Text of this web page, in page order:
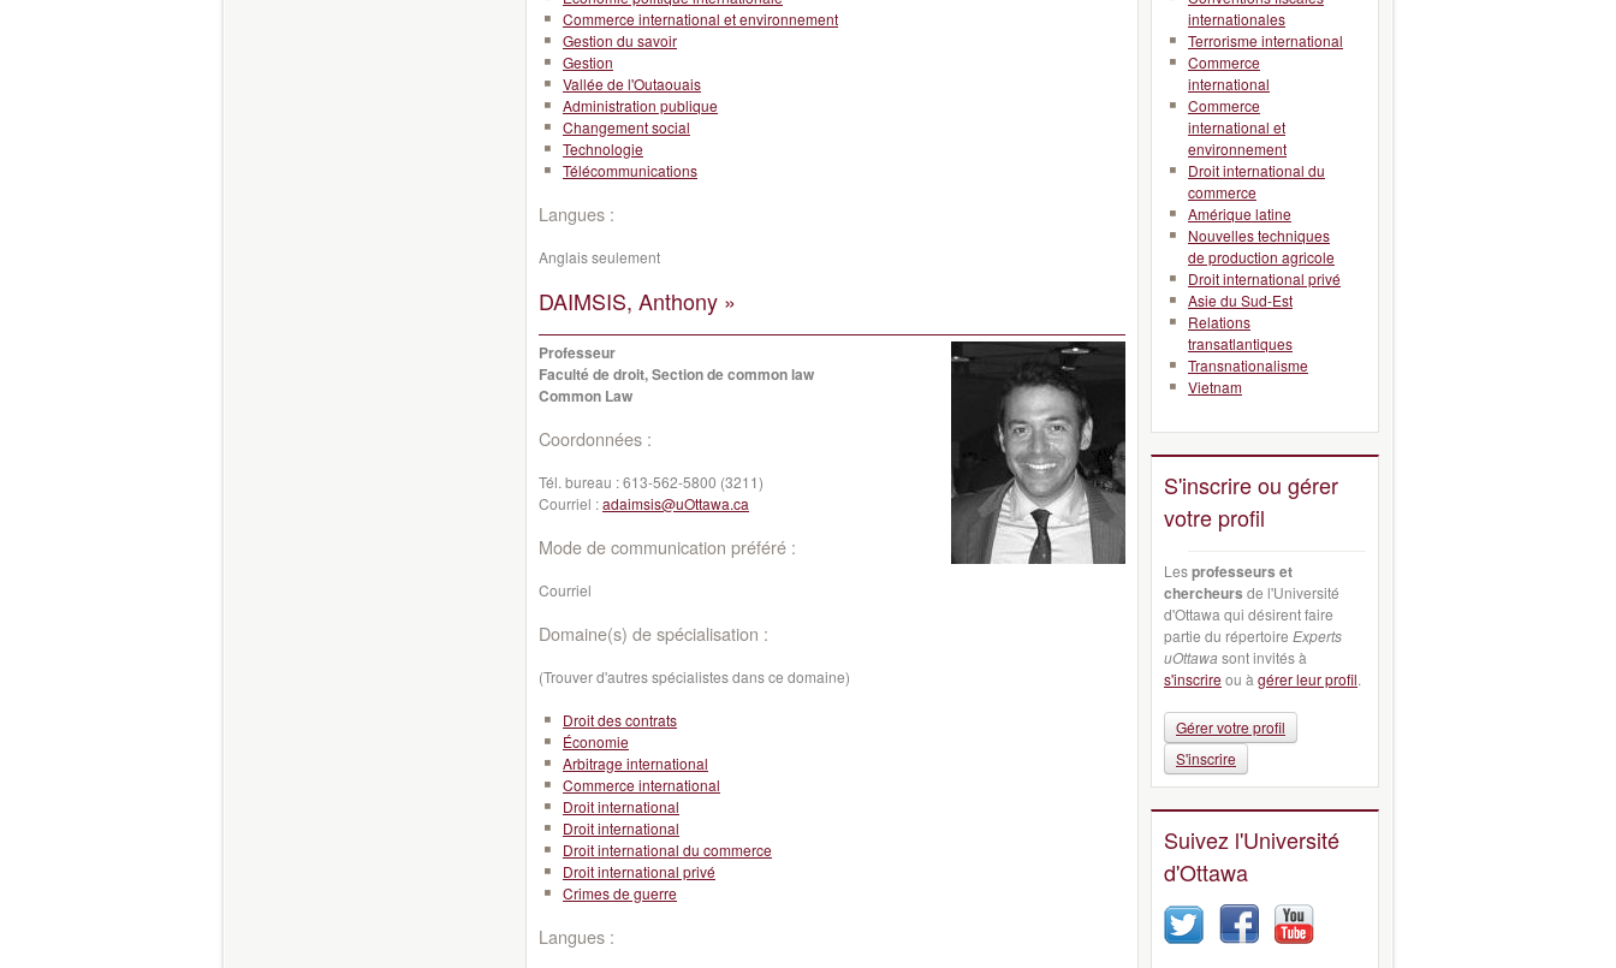
Commerce international et environnement
Gestion du savoir
Gestion
Vallée de l'Outaouais
Administration publique
Changement social
Technologie
Télécommunications
Langues :
Anglais seulement
DAIMSIS, Anthony »
Professeur
Faculté de droit, Section de common law
Common Law
Coordonnées :
Tél. bureau :613-562-5800 (3211)
Courriel :adaimsis@uOttawa.ca
Mode de communication préféré :
Courriel
Domaine(s) de spécialisation :
(Trouver d'autres spécialistes dans ce domaine)
Droit des contrats
Économie
Arbitrage international
Commerce international
Droit international
Droit international
Droit international du commerce
Droit international privé
Crimes de guerre
Langues :
internationales
Terrorisme international
Commerce
international
Commerce
international et
environnement
Droit international du
commerce
Amérique latine
Nouvelles techniques
de production agricole
Droit international privé
Asie du Sud-Est
Relations
transatlantiques
Transnationalisme
Vietnam
S'inscrire ou gérer
votre profil
Lesprofesseurs et
chercheurs de l'Université
d'Ottawa qui désirent faire
partie du répertoire Experts
uOttawa sont invités à
s'inscrireou à gérer leur profil.
Gérer votre profil
S'inscrire
Suivez l'Université
d'Ottawa